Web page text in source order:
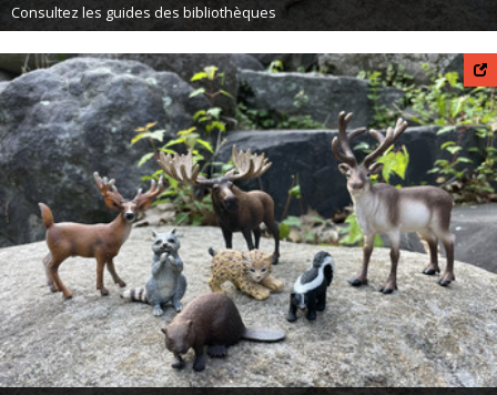
Consultez les guides des bibliothèques